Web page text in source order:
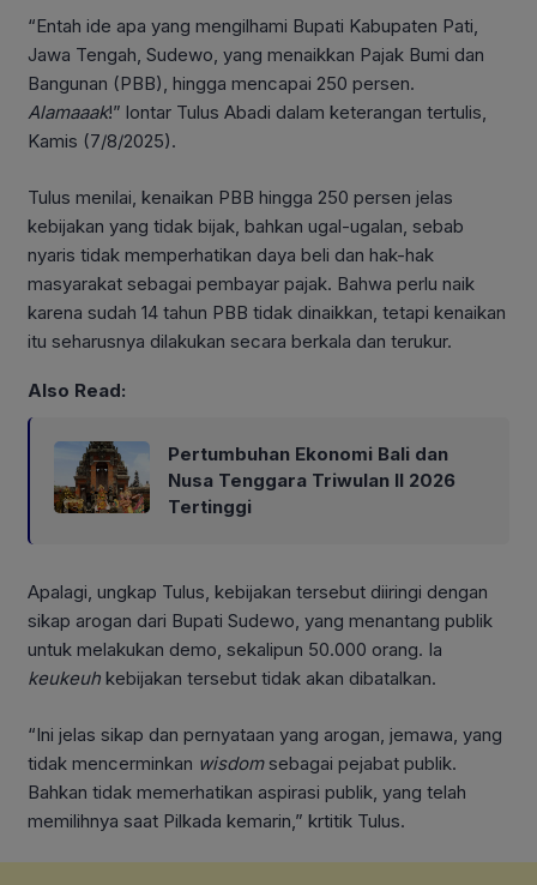
“Entah ide apa yang mengilhami Bupati Kabupaten Pati,
Jawa Tengah, Sudewo, yang menaikkan Pajak Bumi dan
Bangunan (PBB), hingga mencapai 250 persen.
Alamaaak!” lontar Tulus Abadi dalam keterangan tertulis,
Kamis (7/8/2025).
Tulus menilai, kenaikan PBB hingga 250 persen jelas
kebijakan yang tidak bijak, bahkan ugal-ugalan, sebab
nyaris tidak memperhatikan daya beli dan hak-hak
masyarakat sebagai pembayar pajak. Bahwa perlu naik
karena sudah 14 tahun PBB tidak dinaikkan, tetapi kenaikan
itu seharusnya dilakukan secara berkala dan terukur.
Also Read:
Pertumbuhan Ekonomi Bali dan
Nusa Tenggara Triwulan II 2026
Tertinggi
Apalagi, ungkap Tulus, kebijakan tersebut diiringi dengan
sikap arogan dari Bupati Sudewo, yang menantang publik
untuk melakukan demo, sekalipun 50.000 orang. Ia
keukeuh kebijakan tersebut tidak akan dibatalkan.
“Ini jelas sikap dan pernyataan yang arogan, jemawa, yang
tidak mencerminkan wisdomsebagai pejabat publik.
Bahkan tidak memerhatikan aspirasi publik, yang telah
memilihnya saat Pilkada kemarin,” krtitik Tulus.